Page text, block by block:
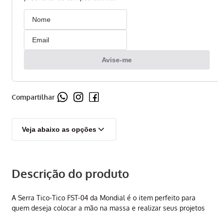
Compartilhar
Veja abaixo as opções
Descrição do produto
A Serra Tico-Tico FST-04 da Mondial é o item perfeito para
quem deseja colocar a mão na massa e realizar seus projetos